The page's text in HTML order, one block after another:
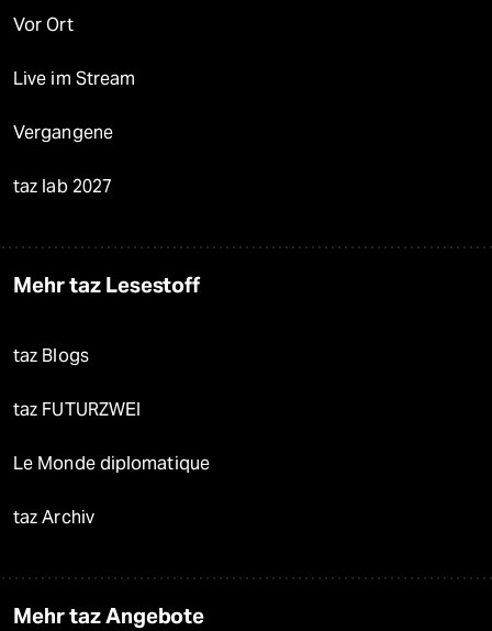
Vor Ort
Live im Stream
Vergangene
taz lab 2027
Mehr taz Lesestoff
taz Blogs
taz FUTURZWEI
Le Monde diplomatique
taz Archiv
Mehr taz Angebote